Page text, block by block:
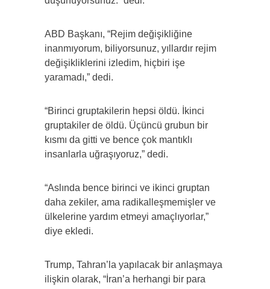
ABD Başkanı, “Rejim değişikliğine
inanmıyorum, biliyorsunuz, yıllardır rejim
değişikliklerini izledim, hiçbiri işe
yaramadı,” dedi.
“Birinci gruptakilerin hepsi öldü. İkinci
gruptakiler de öldü. Üçüncü grubun bir
kısmı da gitti ve bence çok mantıklı
insanlarla uğraşıyoruz,” dedi.
“Aslında bence birinci ve ikinci gruptan
daha zekiler, ama radikalleşmemişler ve
ülkelerine yardım etmeyi amaçlıyorlar,”
diye ekledi.
Trump, Tahran’la yapılacak bir anlaşmaya
ilişkin olarak, “İran’a herhangi bir para